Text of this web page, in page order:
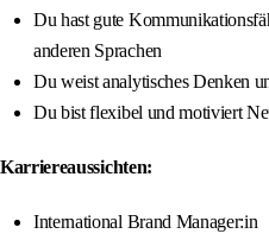
Du hast gute
anderen Sprachen
Du weist analytisches Denken
Du bist flexibel und motiviert
Karriereaussichten:
International Brand Manager:in